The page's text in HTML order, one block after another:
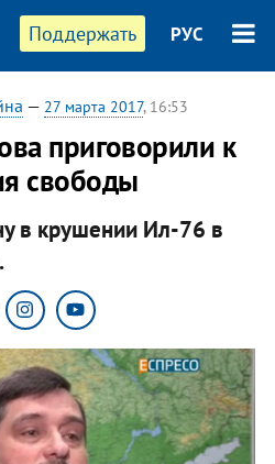
Поддержать РУС
— 27 марта 2017, 16:53
приговорили к
свободы
в крушении Ил-76 в